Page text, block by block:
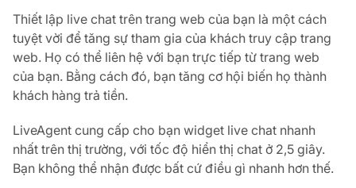
Thiết lập live chat trên trang web của bạn là một cách
tuyệt vời để tăng sự tham gia của khách truy cập trang
web. Họ có thể liên hệ với bạn trực tiếp từ trang web
của bạn. Bằng cách đó, bạn tăng cơ hội biến họ thành
khách hàng trả tiền.
LiveAgent cung cấp cho bạn widget live chat nhanh
nhất trên thị trường, với tốc độ hiển thị chat ở 2,5 giây.
Bạn không thể nhận được bất cứ điều gì nhanh hơn thế.